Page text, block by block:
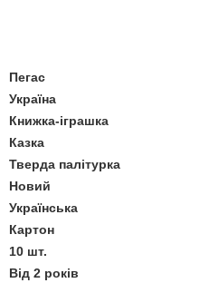
Пегас
Україна
Книжка-іграшка
Казка
Тверда палітурка
Новий
Українська
Картон
10 шт.
Від 2 років